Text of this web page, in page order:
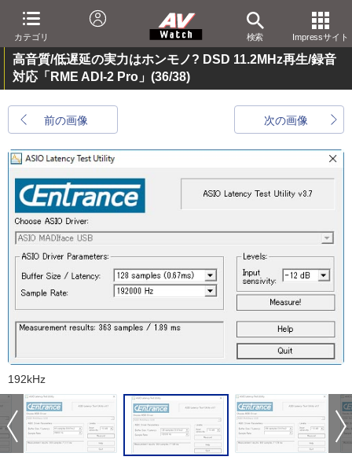
カテゴリ 検索 Impressサイト
高音質/低遅延の実力はホンモノ? DSD 11.2MHz再生/録音
対応「RME ADI-2 Pro」 (36/38)
前の画像 次の画像
192kHz